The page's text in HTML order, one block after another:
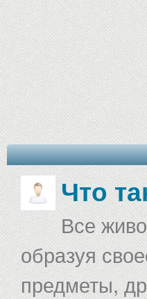
Что
Все
образуя
предметы,